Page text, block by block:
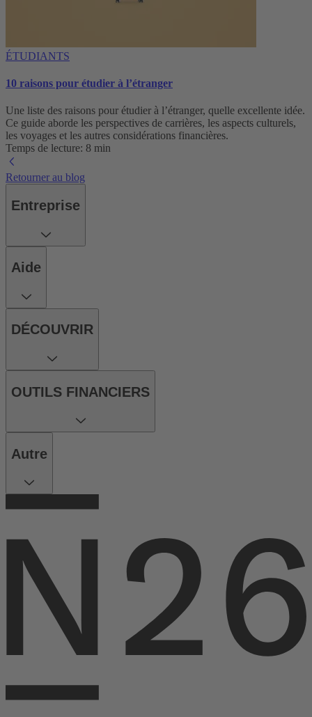
ÉTUDIANTS
10 raisons pour étudier à l’étranger
Une liste des raisons pour étudier à l’étranger, quelle excellente idée.
Ce guide aborde les perspectives de carrières, les aspects culturels,
les voyages et les autres considérations financières.
Temps de lecture: 8 min
Retourner au blog
Entreprise
Aide
DÉCOUVRIR
OUTILS FINANCIERS
Autre